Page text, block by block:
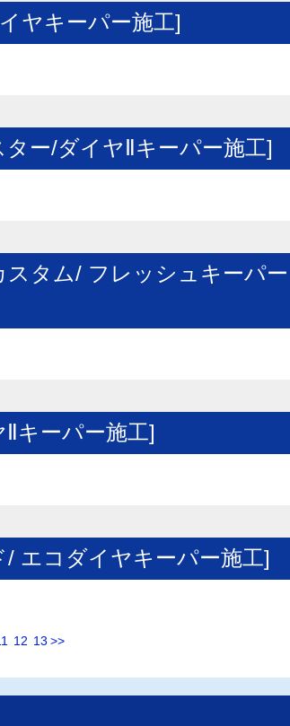
ヤキーパー施工]
ー/ダイヤⅡキーパー施工]
タム/ フレッシュキーパー
キーパー施工]
エコダイヤキーパー施工]
12 13 >>